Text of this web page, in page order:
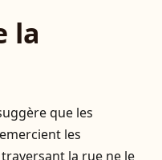
la
que les
les
la rue ne le